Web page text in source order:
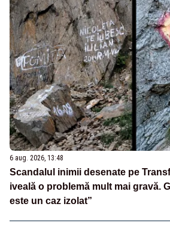
6 aug. 2026, 13:48
Scandalul inimii desenate pe
iveală o problemă mult mai gravă.
este un caz izolat”